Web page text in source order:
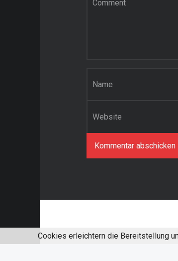
Cookies erleichtern die Bereitstellung